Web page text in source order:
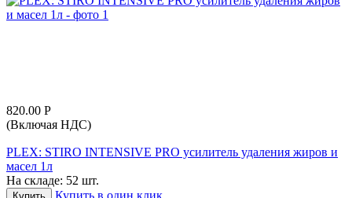
820.00 Р
(Включая НДС)
PLEX: STIRO INTENSIVE PRO усилитель удаления жиров и
масел 1л
На складе: 52 шт.
Купить в один клик